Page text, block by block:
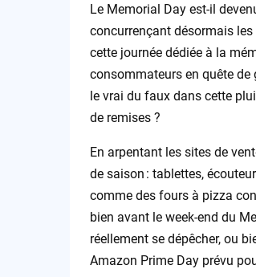
Le Memorial Day est-il
concurrençant désormais
cette journée dédiée à la
consommateurs en quête de
le vrai du faux dans cette
de remises ?
En arpentant les sites de
de saison : tablettes,
comme des fours à pizza
bien avant le week-end du
réellement se dépêcher, ou
Amazon Prime Day prévu